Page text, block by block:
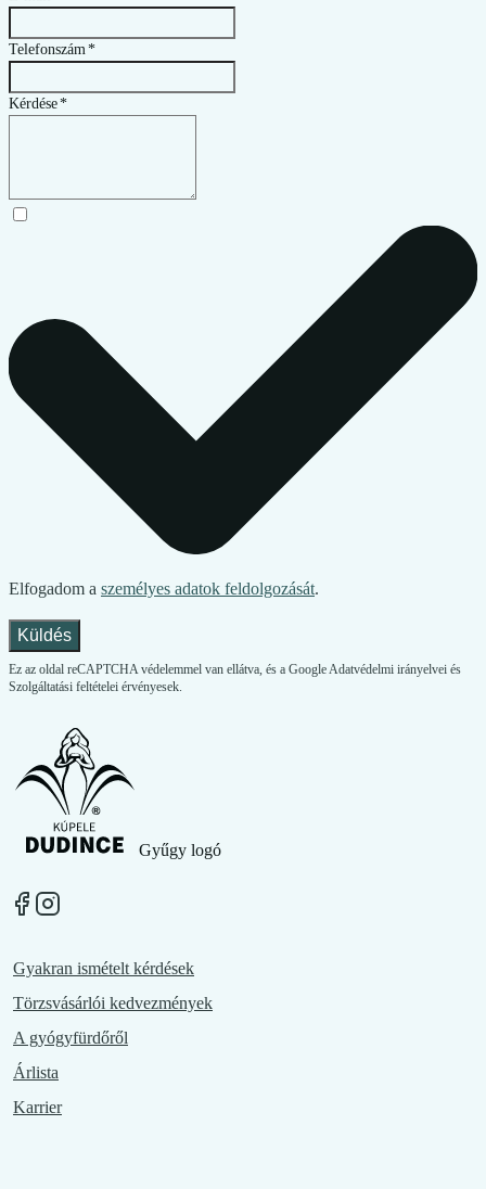
Telefonszám*
Kérdése*
Elfogadom a személyes adatok feldolgozását.
Küldés
Ez az oldal reCAPTCHA védelemmel van ellátva, és a Google Adatvédelmi irányelvei és
Szolgáltatási feltételei érvényesek.
Gyűgy logó
Gyakran ismételt kérdések
Törzsvásárlói kedvezmények
A gyógyfürdőről
Árlista
Karrier